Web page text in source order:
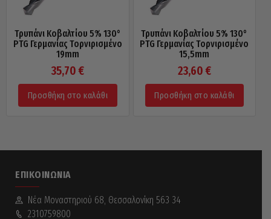
Τρυπάνι Κοβαλτίου 5% 130°
PTG Γερμανίας Τορνιρισμένο
19mm
35,70 €
Προσθήκη στο καλάθι
Τρυπάνι Κοβαλτίου 5% 130°
PTG Γερμανίας Τορνιρισμένο
15,5mm
23,60 €
Προσθήκη στο καλάθι
ΕΠΙΚΟΙΝΩΝΊΑ
Νέα Mοναστηριού 68, Θεσσαλονίκη 563 34
2310759800